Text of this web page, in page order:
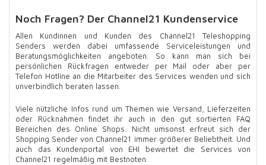
Noch Fragen? Der Channel21 Kundenservice
Allen Kundinnen und Kunden des Channel21 Teleshopping
Senders werden dabei umfassende Serviceleistungen und
Beratungsmöglichkeiten angeboten. So kann man sich bei
persönlichen Rückfragen entweder per Mail oder aber per
Telefon Hotline an die Mitarbeiter des Services wenden und sich
unverbindlich beraten lassen.
Viele nützliche Infos rund um Themen wie Versand, Lieferzeiten
oder Rücknahmen findet ihr auch in den gut sortierten FAQ
Bereichen des Online Shops. Nicht umsonst erfreut sich der
Shopping Sender von Channel21 immer größerer Beliebtheit. Und
auch das Kundenportal von EHI bewertet die Services von
Channel21 regelmäßig mit Bestnoten.